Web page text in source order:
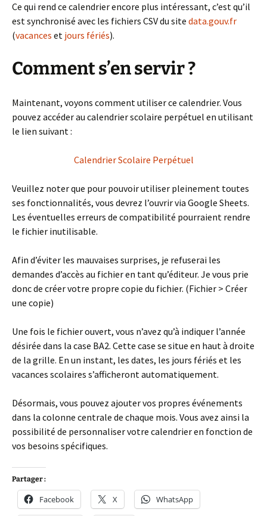
Ce qui rend ce calendrier encore plus intéressant, c’est qu’il
est synchronisé avec les fichiers CSV du site data.gouv.fr
(vacances et jours fériés).
Comment s’en servir ?
Maintenant, voyons comment utiliser ce calendrier. Vous
pouvez accéder au calendrier scolaire perpétuel en utilisant
le lien suivant :
Calendrier Scolaire Perpétuel
Veuillez noter que pour pouvoir utiliser pleinement toutes
ses fonctionnalités, vous devrez l’ouvrir via Google Sheets.
Les éventuelles erreurs de compatibilité pourraient rendre
le fichier inutilisable.
Afin d’éviter les mauvaises surprises, je refuserai les
demandes d’accès au fichier en tant qu’éditeur. Je vous prie
donc de créer votre propre copie du fichier. (Fichier > Créer
une copie)
Une fois le fichier ouvert, vous n’avez qu’à indiquer l’année
désirée dans la case BA2. Cette case se situe en haut à droite
de la grille. En un instant, les dates, les jours fériés et les
vacances scolaires s’afficheront automatiquement.
Désormais, vous pouvez ajouter vos propres événements
dans la colonne centrale de chaque mois. Vous avez ainsi la
possibilité de personnaliser votre calendrier en fonction de
vos besoins spécifiques.
Partager :
Facebook X WhatsApp